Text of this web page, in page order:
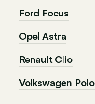
Ford Focus
Opel Astra
Renault Clio
Volkswagen Polo